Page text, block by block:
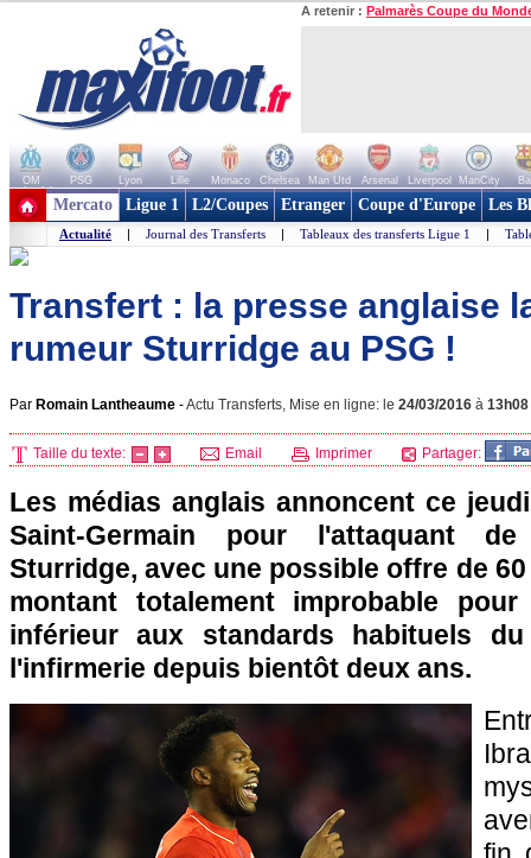
A retenir : Palmarès Coupe du
OM PSG Lyon Lille Monaco Chelsea Man Utd Arsenal Liverpool ManCity
+ de clubs
Mercato Ligue 1 L2/Coupes Etranger Coupe d'Europe Les
Actualité | Journal des Transferts | Tableaux des transferts Ligue 1 |
Transfert : la presse anglaise
rumeur Sturridge au PSG !
Par Romain Lantheaume -Actu Transferts, Mise en ligne: le 24/03/2016 à 13h08
Taille du texte: Email Imprimer Partager:
Les médias anglais annoncent ce
Saint-Germain pour l'attaquant
Sturridge, avec une possible offre de
montant totalement improbable
inférieur aux standards habituels
l'infirmerie depuis bientôt deux ans.